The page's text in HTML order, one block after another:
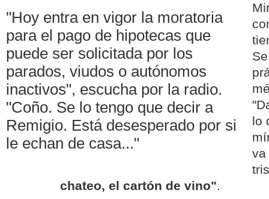
"Hoy entra en vigor la moratoria
para el pago de hipotecas que
puede ser solicitada por los
parados, viudos o autónomos
inactivos", escucha por la radio.
"Coño. Se lo tengo que decir a
Remigio. Está desesperado por si
le echan de casa..."
lo
va
chateo, el cartón de vino".